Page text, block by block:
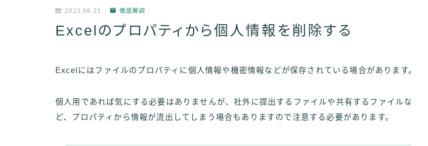
2023.06.21 徹底解説
Excelのプロパティから個人情報を削除する
Excelにはファイルのプロパティに個人情報や機密情報などが保存されている場合があります。
個人用であれば気にする必要はありませんが、社外に提出するファイルや共有するファイルな
ど、プロパティから情報が流出してしまう場合もありますので注意する必要があります。